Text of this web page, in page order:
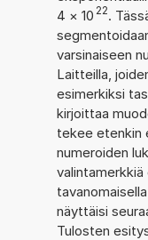
4 × 10 22.
varsinaiseen
Laitteilla,
esimerkiksi
kirjoittaa
tekee etenkin
numeroiden
näyttäisi
Tulosten